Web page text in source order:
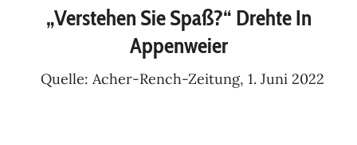
„Verstehen Sie Spaß?“ Drehte In
Appenweier
Quelle: Acher-Rench-Zeitung, 1. Juni 2022